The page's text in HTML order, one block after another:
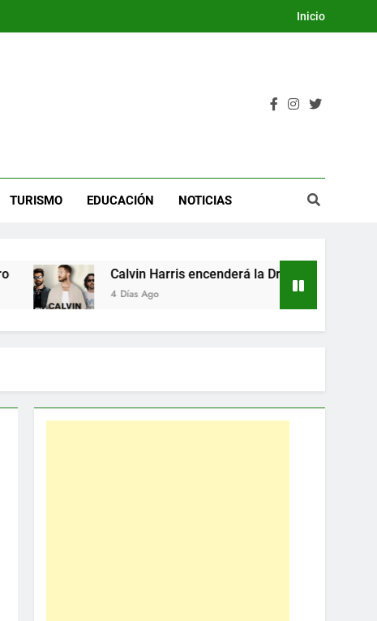
Inicio
TURISMO EDUCACIÓN NOTICIAS
Calvin Harris encenderá la Dream Night del Festival
4 Días Ago